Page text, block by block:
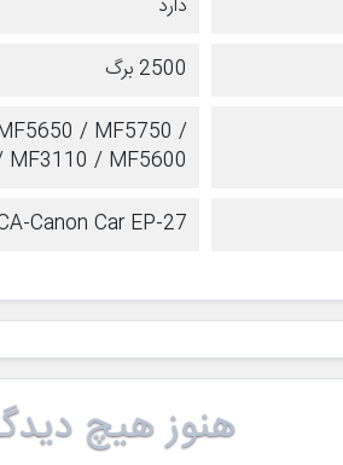
دارد
2500 برگ
/ MF5750 /
MF3110 / MF5600
Canon Car EP-27
هنوز هیچ